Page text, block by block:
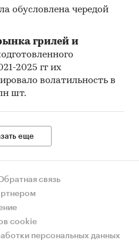
обусловлена чередой
грилей и
2025 гг их
волатильность в
шт.
еще
связь
cookie
персональных данных